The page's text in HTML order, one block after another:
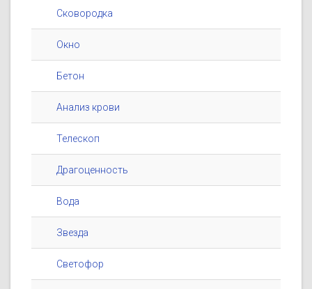
Сковородка
Окно
Бетон
Анализ крови
Телескоп
Драгоценность
Вода
Звезда
Светофор